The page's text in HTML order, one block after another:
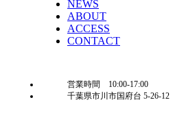
NEWS
ABOUT
ACCESS
CONTACT
営業時間 10:00-17:00
千葉県市川市国府台 5-26-12